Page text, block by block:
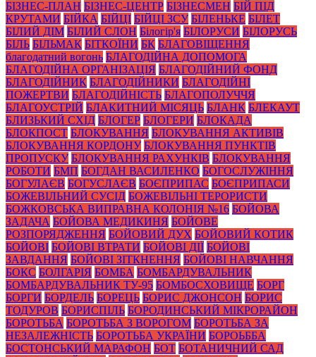
БІЗНЕС-ПЛАН БІЗНЕС-ЦЕНТР БІЗНЕСМЕН БІЙ ПІД
КРУТАМИ БІЙКА БІЙЦІ БІЙЦІ ЗСУ БІЛЕНЬКЕ БІЛЕТ
БІЛИЙ ДІМ БІЛИЙ СЛОН Білогір'я БІЛОРУСИ БІЛОРУСЬ
БІЛЬ БІЛЬМАК БІТКОЇНИ БК БЛАГОВІЩЕННЯ
благодатний вогонь БЛАГОДІЙНА ДОПОМОГА
БЛАГОДІЙНА ОРГАНІЗАЦІЯ БЛАГОДІЙНИЙ ФОНД
БЛАГОДІЙНИК БЛАГОДІЙНИКИ БЛАГОДІЙНІ
ПОЖЕРТВИ БЛАГОДІЙНІСТЬ БЛАГОПОЛУЧЧЯ
БЛАГОУСТРІЙ БЛАКИТНИЙ МІСЯЦЬ БЛАНК БЛЕКАУТ
БЛИЗЬКИЙ СХІД БЛОГЕР БЛОГЕРИ БЛОКАДА
БЛОКПОСТ БЛОКУВАННЯ БЛОКУВАННЯ АКТИВІВ
БЛОКУВАННЯ КОРДОНУ БЛОКУВАННЯ ПУНКТІВ
ПРОПУСКУ БЛОКУВАННЯ РАХУНКІВ БЛОКУВАННЯ
РОБОТИ БМП БОГДАН ВАСИЛЕНКО БОГОСЛУЖІННЯ
БОГУЛАЄВ БОГУСЛАЄВ БОЄПРИПАС БОЄПРИПАСИ
БОЖЕВІЛЬНИЙ СУСІД БОЖЕВІЛЬНІ ТЕРОРИСТИ
БОЖКОВСЬКА ВИПРАВНА КОЛОНІЯ №16 БОЙОВА
ЗАДАЧА БОЙОВА МЕДИКИНЯ БОЙОВЕ
РОЗПОРЯДЖЕННЯ БОЙОВИЙ ДУХ БОЙОВИЙ КОТИК
БОЙОВІ БОЙОВІ ВТРАТИ БОЙОВІ ДІЇ БОЙОВІ
ЗАВДАННЯ БОЙОВІ ЗІТКНЕННЯ БОЙОВІ НАВЧАННЯ
БОКС БОЛГАРІЯ БОМБА БОМБАРДУВАЛЬНИК
БОМБАРДУВАЛЬНИК ТУ-95 БОМБОСХОВИЩЕ БОРГ
БОРГИ БОРДЕЛЬ БОРЕЦЬ БОРИС ДЖОНСОН БОРИС
ТОДУРОВ БОРИСПІЛЬ БОРОДИНСЬКИЙ МІКРОРАЙОН
БОРОТЬБА БОРОТЬБА З ВОРОГОМ БОРОТЬБА ЗА
НЕЗАЛЕЖНІСТЬ БОРОТЬБА УКРАЇНИ БОРОЬББА
БОСТОНСЬКИЙ МАРАФОН БОТ БОТАНИЧНИЙ САД